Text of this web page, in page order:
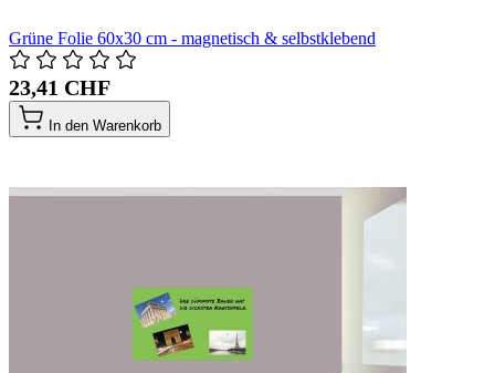
Grüne Folie 60x30 cm - magnetisch & selbstklebend
23,41 CHF
In den Warenkorb